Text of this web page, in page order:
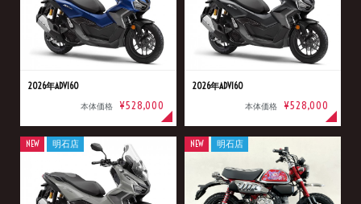
2026年ADV160
本体価格 ¥528,000
2026年ADV160
本体価格 ¥528,000
NEW 明石店 NEW 明石店